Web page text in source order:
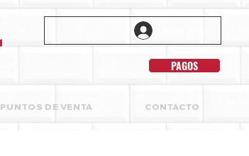
PAGOS
PUNTOS DE VENTA CONTACTO